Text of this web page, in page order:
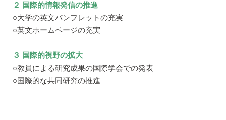
２ 国際的情報発信の推進
○大学の英文パンフレットの充実
○英文ホームページの充実
３ 国際的視野の拡大
○教員による研究成果の国際学会での発表
○国際的な共同研究の推進